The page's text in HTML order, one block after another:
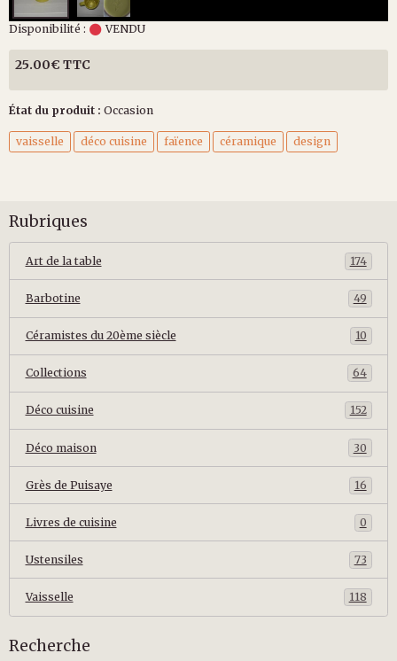
Disponibilité : VENDU
25.00€ TTC
État du produit : Occasion
vaisselle déco cuisine faïence céramique design
Rubriques
Art de la table 174
Barbotine 49
Céramistes du 20ème siècle 10
Collections 64
Déco cuisine 152
Déco maison 30
Grès de Puisaye 16
Livres de cuisine 0
Ustensiles 73
Vaisselle 118
Recherche